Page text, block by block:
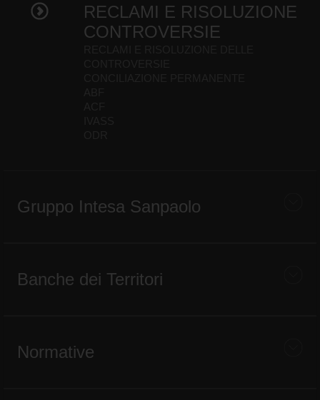
RECLAMI E RISOLUZIONE
CONTROVERSIE
Gruppo Intesa Sanpaolo
Banche dei Territori
Normative